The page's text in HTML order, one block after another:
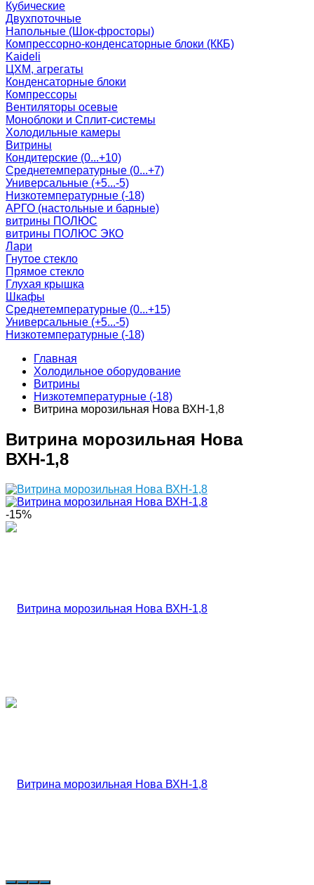
Кубические
Двухпоточные
Напольные (Шок-фросторы)
Компрессорно-конденсаторные блоки (ККБ)
Kaideli
ЦХМ, агрегаты
Конденсаторные блоки
Компрессоры
Вентиляторы осевые
Моноблоки и Сплит-системы
Холодильные камеры
Витрины
Кондитерские (0...+10)
Среднетемпературные (0...+7)
Универсальные (+5...-5)
Низкотемпературные (-18)
АРГО (настольные и барные)
витрины ПОЛЮС
витрины ПОЛЮС ЭКО
Лари
Гнутое стекло
Прямое стекло
Глухая крышка
Шкафы
Среднетемпературные (0...+15)
Универсальные (+5...-5)
Низкотемпературные (-18)
Главная
Холодильное оборудование
Витрины
Низкотемпературные (-18)
Витрина морозильная Нова ВХН-1,8
Витрина морозильная Нова
ВХН-1,8
-15%